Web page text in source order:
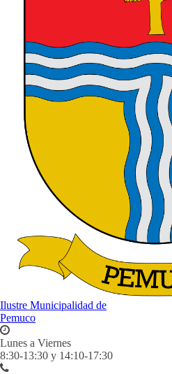
Ilustre Municipalidad de
Pemuco
Lunes a Viernes
8:30-13:30 y 14:10-17:30